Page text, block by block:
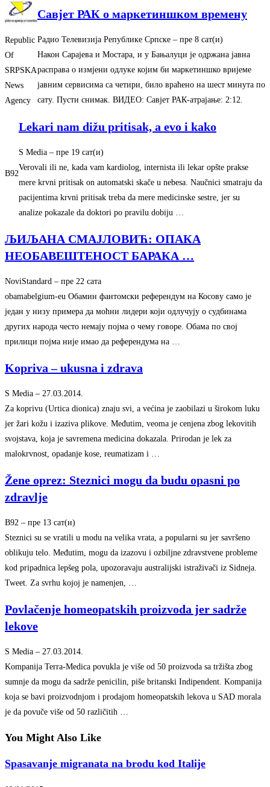
Republic
Of
SRPSKA
News
Agency
Савјет РАК о маркетиншком времену
Радио Телевизија Републике Српске – ‎пре 8 сат(и)‎
Након Сарајева и Мостара, и у Бањалуци је одржана јавна
расправа о измјени одлуке којим би маркетиншко вријеме
јавним сервисима са четири, било враћено на шест минута по
сату. Пусти снимак. ВИДЕО: Савјет РАК-атрајање: 2:12.
B92
Lekari nam dižu pritisak, a evo i kako
S Media – ‎пре 19 сат(и)‎
Verovali ili ne, kada vam kardiolog, internista ili lekar opšte prakse
mere krvni pritisak on automatski skače u nebesa. Naučnici smatraju da
pacijentima krvni pritisak treba da mere medicinske sestre, jer su
analize pokazale da doktori po pravilu dobiju …
ЉИЉАНА СМАЈЛОВИЋ: ОПАКА
НЕОБАВЕШТЕНОСТ БАРАКА …
NoviStandard – ‎пре 22 сата‎
obamabelgium-eu Обамин фантомски референдум на Косову само је
један у низу примера да моћни лидери који одлучују о судбинама
других народа често немају појма о чему говоре. Обама по свој
прилици појма није имао да референдума на …
Kopriva – ukusna i zdrava
S Media – ‎27.03.2014.‎
Za koprivu (Urtica dionica) znaju svi, a većina je zaobilazi u širokom luku
jer žari kožu i izaziva plikove. Međutim, veoma je cenjena zbog lekovitih
svojstava, koja je savremena medicina dokazala. Prirodan je lek za
malokrvnost, opadanje kose, reumatizam i …
Žene oprez: Steznici mogu da budu opasni po
zdravlje
B92 – ‎пре 13 сат(и)‎
Steznici su se vratili u modu na velika vrata, a popularni su jer savršeno
oblikuju telo. Međutim, mogu da izazovu i ozbiljne zdravstvene probleme
kod pripadnica lepšeg pola, upozoravaju australijski istraživači iz Sidneja.
Tweet. Za svrhu kojoj je namenjen, …
Povlačenje homeopatskih proizvoda jer sadrže
lekove
S Media – ‎27.03.2014.‎
Kompanija Terra-Medica povukla je više od 50 proizvoda sa tržišta zbog
sumnje da mogu da sadrže penicilin, piše britanski Indipendent. Kompanija
koja se bavi proizvodnjom i prodajom homeopatskih lekova u SAD morala
je da povuče više od 50 različitih …
You Might Also Like
Spasavanje migranata na brodu kod Italije